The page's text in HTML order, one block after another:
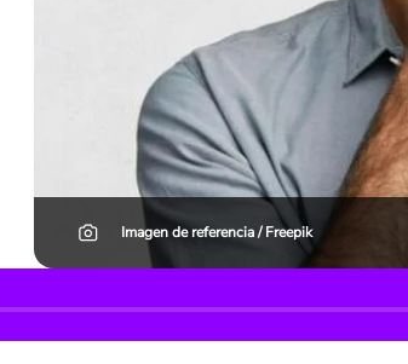
Imagen de referencia / Freepik